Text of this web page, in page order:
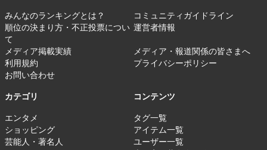
みんなのランキングとは？
コミュニティガイドライン
順位の決まり方・不正投票につい
て
運営者情報
メディア掲載実績
メディア・報道関係の皆さまへ
利用規約
プライバシーポリシー
お問い合わせ
カテゴリ
エンタメ
ショッピング
芸能人・著名人
コンテンツ
タグ一覧
アイテム一覧
ユーザー一覧